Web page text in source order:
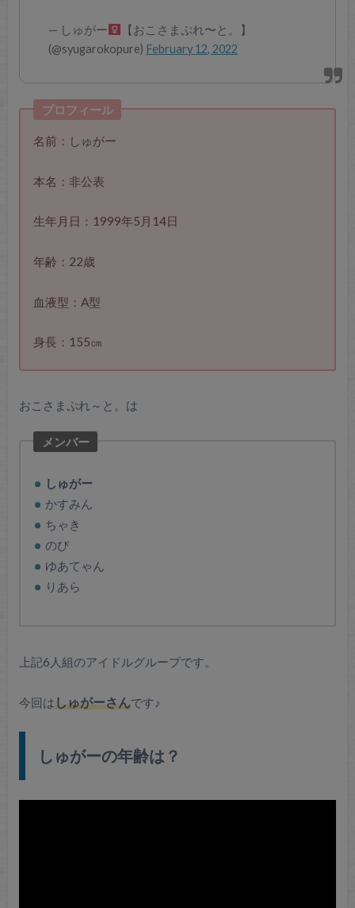
— しゅがー‍
【おこさまぷれ〜と。】
(@syugarokopure) February 12, 2022
プロフィール
名前：しゅがー
本名：非公表
生年月日：1999年5月14日
年齢：22歳
血液型：A型
身長：155㎝
おこさまぷれ～と。は
メンバー
しゅがー
かすみん
ちゃき
のぴ
ゆあてゃん
りあら
上記6人組のアイドルグループです。
今回はしゅがーさんです♪
しゅがーの年齢は？